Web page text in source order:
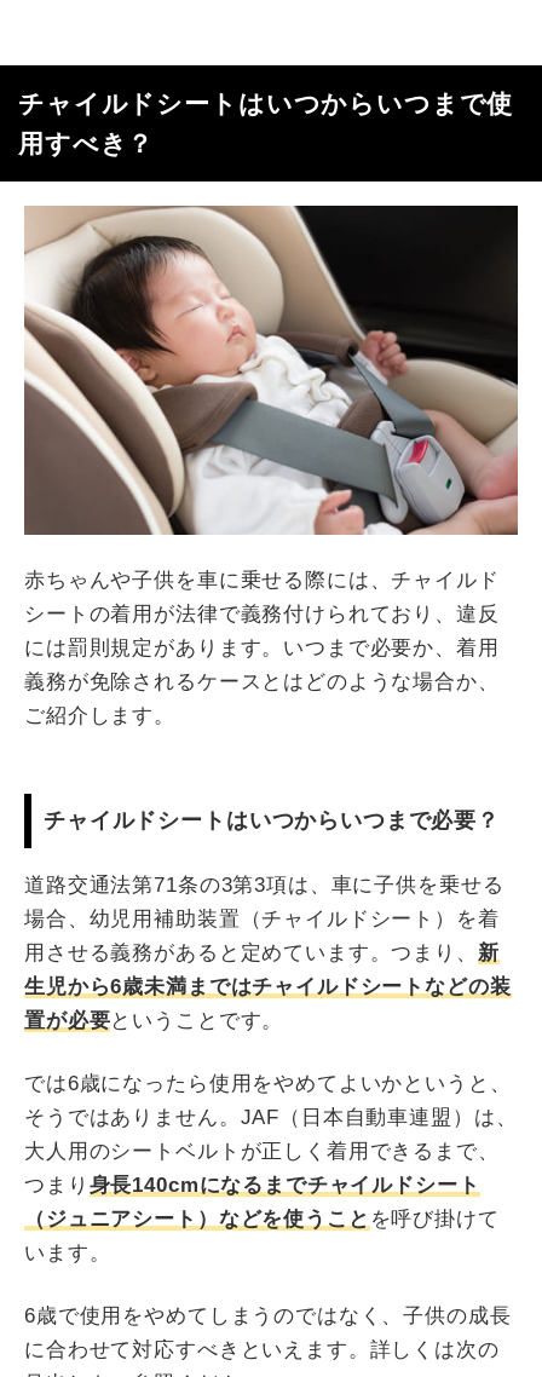
チャイルドシートはいつからいつまで使
用すべき？
赤ちゃんや子供を車に乗せる際には、チャイルド
シートの着用が法律で義務付けられており、違反
には罰則規定があります。いつまで必要か、着用
義務が免除されるケースとはどのような場合か、
ご紹介します。
チャイルドシートはいつからいつまで必要？
道路交通法第71条の3第3項は、車に子供を乗せる
場合、幼児用補助装置（チャイルドシート）を着
用させる義務があると定めています。つまり、 新
生児から6歳未満まではチャイルドシートなどの装
置が必要ということです。
では6歳になったら使用をやめてよいかというと、
そうではありません。JAF（日本自動車連盟）は、
大人用のシートベルトが正しく着用できるまで、
つまり 身長140cmになるまでチャイルドシート
（ジュニアシート）などを使うこと を呼び掛けて
います。
6歳で使用をやめてしまうのではなく、子供の成長
に合わせて対応すべきといえます。詳しくは次の